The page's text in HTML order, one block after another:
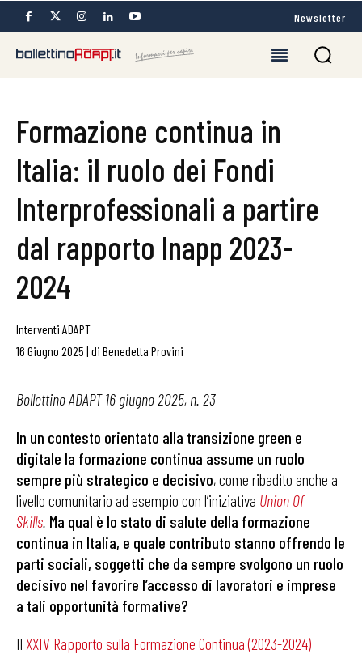
Newsletter
Formazione continua in
Italia: il ruolo dei Fondi
Interprofessionali a partire
dal rapporto Inapp 2023-
2024
Interventi ADAPT
16 Giugno 2025 | di Benedetta Provini
Bollettino ADAPT 16 giugno 2025, n. 23
In un contesto orientato alla transizione green e
digitale la formazione continua assume un ruolo
sempre più strategico e decisivo, come ribadito anche a
livello comunitario ad esempio con l’iniziativa Union Of
Skills. Ma qual è lo stato di salute della formazione
continua in Italia, e quale contributo stanno offrendo le
parti sociali, soggetti che da sempre svolgono un ruolo
decisivo nel favorire l’accesso di lavoratori e imprese
a tali opportunità formative?
Il XXIV Rapporto sulla Formazione Continua (2023-2024)